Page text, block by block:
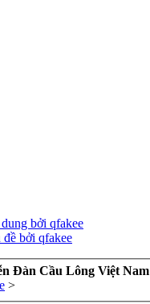
bởi qfakee
bởi qfakee
Đàn Cầu Lông Việt Nam
>